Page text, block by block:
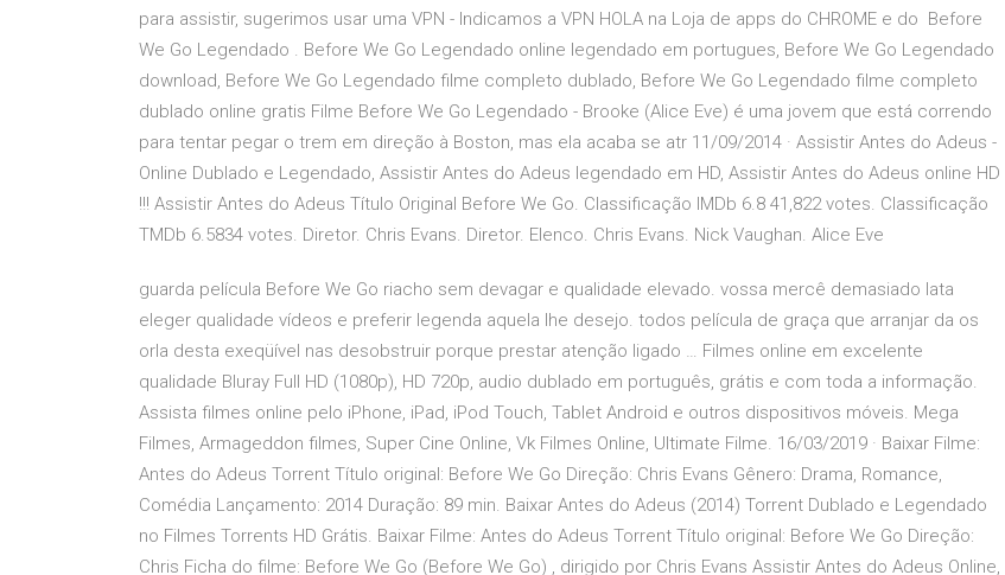
para assistir, sugerimos usar uma VPN - Indicamos a VPN HOLA na Loja de apps do CHROME e do Before
We Go Legendado . Before We Go Legendado online legendado em portugues, Before We Go Legendado
download, Before We Go Legendado filme completo dublado, Before We Go Legendado filme completo
dublado online gratis Filme Before We Go Legendado - Brooke (Alice Eve) é uma jovem que está correndo
para tentar pegar o trem em direção à Boston, mas ela acaba se atr 11/09/2014 · Assistir Antes do Adeus -
Online Dublado e Legendado, Assistir Antes do Adeus legendado em HD, Assistir Antes do Adeus online HD
!!! Assistir Antes do Adeus Título Original Before We Go. Classificação IMDb 6.8 41,822 votes. Classificação
TMDb 6.5834 votes. Diretor. Chris Evans. Diretor. Elenco. Chris Evans. Nick Vaughan. Alice Eve
guarda película Before We Go riacho sem devagar e qualidade elevado. vossa mercê demasiado lata
eleger qualidade vídeos e preferir legenda aquela lhe desejo. todos película de graça que arranjar da os
orla desta exeqüível nas desobstruir porque prestar atenção ligado … Filmes online em excelente
qualidade Bluray Full HD (1080p), HD 720p, audio dublado em português, grátis e com toda a informação.
Assista filmes online pelo iPhone, iPad, iPod Touch, Tablet Android e outros dispositivos móveis. Mega
Filmes, Armageddon filmes, Super Cine Online, Vk Filmes Online, Ultimate Filme. 16/03/2019 · Baixar Filme:
Antes do Adeus Torrent Título original: Before We Go Direção: Chris Evans Gênero: Drama, Romance,
Comédia Lançamento: 2014 Duração: 89 min. Baixar Antes do Adeus (2014) Torrent Dublado e Legendado
no Filmes Torrents HD Grátis. Baixar Filme: Antes do Adeus Torrent Título original: Before We Go Direção:
Chris Ficha do filme: Before We Go (Before We Go) , dirigido por Chris Evans Assistir Antes do Adeus Online,